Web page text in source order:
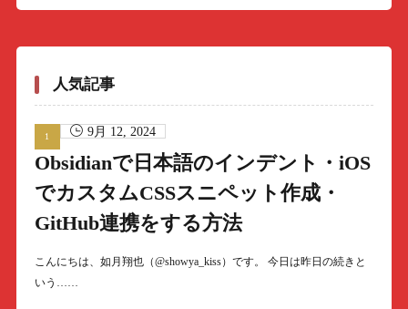
人気記事
9月 12, 2024
Obsidianで日本語のインデント・iOS
でカスタムCSSスニペット作成・
GitHub連携をする方法
こんにちは、如月翔也（@showya_kiss）です。 今日は昨日の続きと
いう……